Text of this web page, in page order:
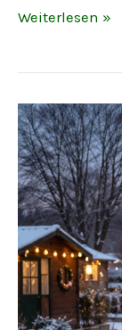
Termine
Weiterlesen »